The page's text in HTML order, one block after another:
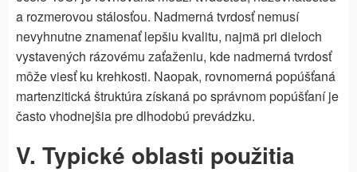
a rozmerovou stálosťou. Nadmerná tvrdosť nemusí
nevyhnutne znamenať lepšiu kvalitu, najmä pri dieloch
vystavených rázovému zaťaženiu, kde nadmerná tvrdosť
môže viesť ku krehkosti. Naopak, rovnomerná popúšťaná
martenzitická štruktúra získaná po správnom popúšťaní je
často vhodnejšia pre dlhodobú prevádzku.
V. Typické oblasti použitia